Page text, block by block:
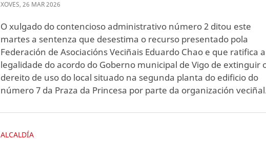
XOVES,26 MAR2026
O xulgado do contencioso administrativo número 2 ditou este
martes a sentenza que desestima o recurso presentado pola
Federación de Asociacións Veciñais Eduardo Chao e que ratifica a
legalidade do acordo do Goberno municipal de Vigo de extinguir
dereito de uso do local situado na segunda planta do edificio do
número 7 da Praza da Princesa por parte da organización
ALCALDÍA